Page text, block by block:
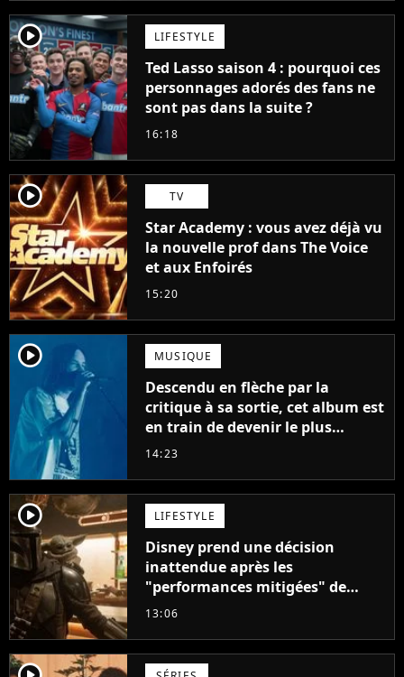
player2 LIFESTYLE
Ted Lasso saison 4 : pourquoi ces
personnages adorés des fans ne
sont pas dans la suite ?
16:18
player2 TV
Star Academy : vous avez déjà vu
la nouvelle prof dans The Voice
et aux Enfoirés
15:20
player2 MUSIQUE
Descendu en flèche par la
critique à sa sortie, cet album est
en train de devenir le plus
populaire de son auteur
14:23
player2 LIFESTYLE
Disney prend une décision
inattendue après les
"performances mitigées" de
Vaiana et The Mandalorian &
13:06